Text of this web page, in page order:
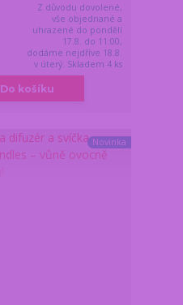
Z důvodu dovolené,
vše objednané a
uhrazené do pondělí
17.8. do 11:00,
dodáme nejdříve 18.8.
v úterý. Skladem 4 ks
Do košíku
Novinka